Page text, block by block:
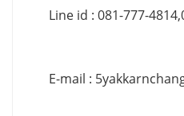
Line id : 081-777-
E-mail :